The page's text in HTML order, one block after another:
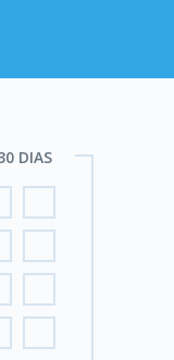
DIAS